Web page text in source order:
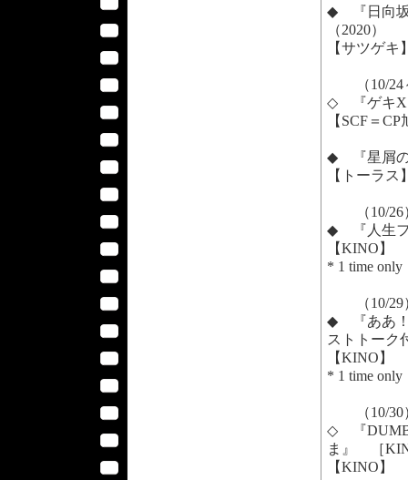
◆ 『日向坂
（2020）
【サツゲキ
（10/24
◇ 『ゲキX
【SCF＝
◆ 『星屑の
【トーラス
（10/26
◆ 『人生フ
【KINO】
* 1 time only
（10/29
◆ 『ああ！
ストトーク
【KINO】
* 1 time only
（10/30
◇ 『DUMB
ま』 ［
【KINO】